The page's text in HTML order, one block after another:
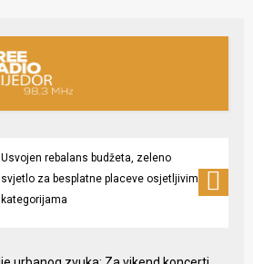
Usvojen rebalans budžeta, zeleno
svjetlo za besplatne placeve osjetljivim
kategorijama